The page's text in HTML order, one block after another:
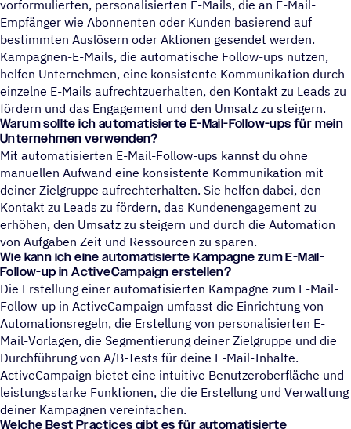
vorformulierten, personalisierten E-Mails, die an E-Mail-
Empfänger wie Abonnenten oder Kunden basierend auf
bestimmten Auslösern oder Aktionen gesendet werden.
Kampagnen-E-Mails, die automatische Follow-ups nutzen,
helfen Unternehmen, eine konsistente Kommunikation durch
einzelne E-Mails aufrechtzuerhalten, den Kontakt zu Leads zu
fördern und das Engagement und den Umsatz zu steigern.
Warum sollte ich automatisierte E-Mail-Follow-ups für mein
Unternehmen verwenden?
Mit automatisierten E-Mail-Follow-ups kannst du ohne
manuellen Aufwand eine konsistente Kommunikation mit
deiner Zielgruppe aufrechterhalten. Sie helfen dabei, den
Kontakt zu Leads zu fördern, das Kundenengagement zu
erhöhen, den Umsatz zu steigern und durch die Automation
von Aufgaben Zeit und Ressourcen zu sparen.
Wie kann ich eine automatisierte Kampagne zum E-Mail-
Follow-up in ActiveCampaign erstellen?
Die Erstellung einer automatisierten Kampagne zum E-Mail-
Follow-up in ActiveCampaign umfasst die Einrichtung von
Automationsregeln, die Erstellung von personalisierten E-
Mail-Vorlagen, die Segmentierung deiner Zielgruppe und die
Durchführung von A/B-Tests für deine E-Mail-Inhalte.
ActiveCampaign bietet eine intuitive Benutzeroberfläche und
leistungsstarke Funktionen, die die Erstellung und Verwaltung
deiner Kampagnen vereinfachen.
Welche Best Practices gibt es für automatisierte